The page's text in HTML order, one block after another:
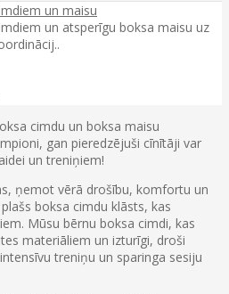
un maisu
un atsperīgu boksa maisu uz
cimdu un boksa maisu
gan pieredzējuši cīnītāji var
un treniņiem!
ņemot vērā drošību, komfortu un
boksa cimdu klāsts, kas
Mūsu bērnu boksa cimdi, kas
materiāliem un izturīgi, droši
treniņu un sparinga sesiju